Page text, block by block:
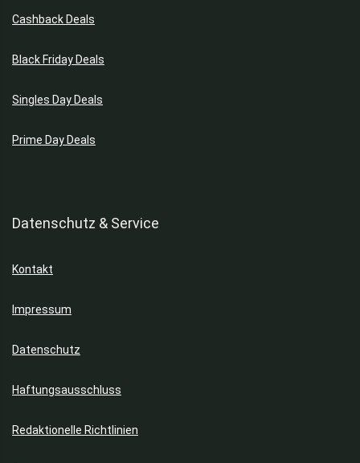
Cashback Deals
Black Friday Deals
Singles Day Deals
Prime Day Deals
Datenschutz & Service
Kontakt
Impressum
Datenschutz
Haftungsausschluss
Redaktionelle Richtlinien